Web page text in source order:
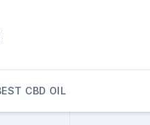
CBD OIL